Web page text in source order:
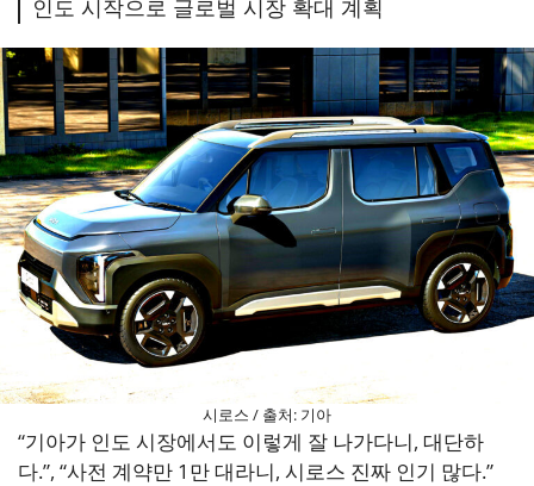
인도 시작으로 글로벌 시장 확대 계획
시로스 / 출처: 기아
“기아가 인도 시장에서도 이렇게 잘 나가다니, 대단하
다.”, “사전 계약만 1만 대라니, 시로스 진짜 인기 많다.”